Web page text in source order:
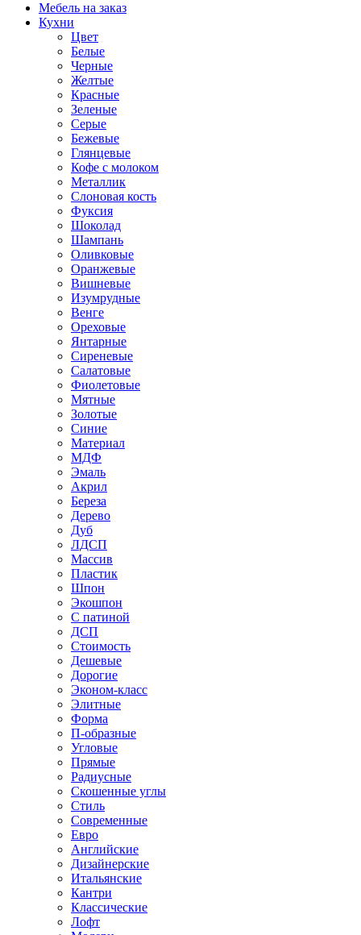
Мебель на заказ
Кухни
Цвет
Белые
Черные
Желтые
Красные
Зеленые
Серые
Бежевые
Глянцевые
Кофе с молоком
Металлик
Слоновая кость
Фуксия
Шоколад
Шампань
Оливковые
Оранжевые
Вишневые
Изумрудные
Венге
Ореховые
Янтарные
Сиреневые
Салатовые
Фиолетовые
Мятные
Золотые
Синие
Материал
МДФ
Эмаль
Акрил
Береза
Дерево
Дуб
ЛДСП
Массив
Пластик
Шпон
Экошпон
С патиной
ДСП
Стоимость
Дешевые
Дорогие
Эконом-класс
Элитные
Форма
П-образные
Угловые
Прямые
Радиусные
Скошенные углы
Стиль
Современные
Евро
Английские
Дизайнерские
Итальянские
Кантри
Классические
Лофт